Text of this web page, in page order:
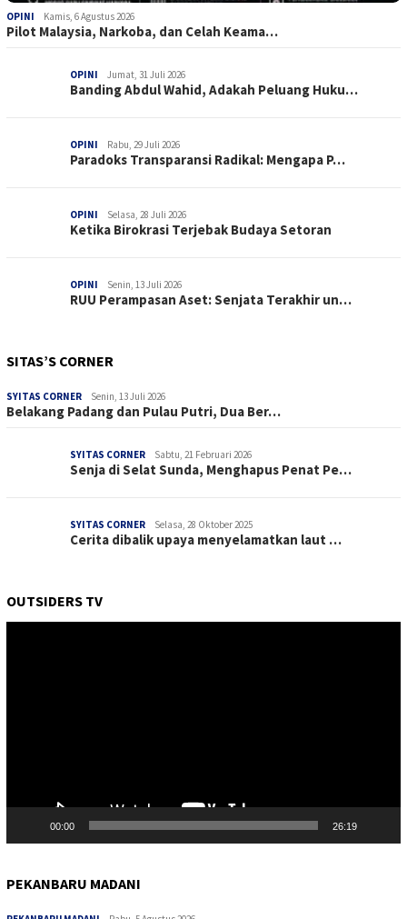
OPINI Kamis, 6 Agustus 2026
Pilot Malaysia, Narkoba, dan Celah Keama…
OPINI Jumat, 31 Juli 2026
Banding Abdul Wahid, Adakah Peluang Huku…
OPINI Rabu, 29 Juli 2026
Paradoks Transparansi Radikal: Mengapa P…
OPINI Selasa, 28 Juli 2026
Ketika Birokrasi Terjebak Budaya Setoran
OPINI Senin, 13 Juli 2026
RUU Perampasan Aset: Senjata Terakhir un…
SITAS’S CORNER
SYITAS CORNER Senin, 13 Juli 2026
Belakang Padang dan Pulau Putri, Dua Ber…
SYITAS CORNER Sabtu, 21 Februari 2026
Senja di Selat Sunda, Menghapus Penat Pe…
SYITAS CORNER Selasa, 28 Oktober 2025
Cerita dibalik upaya menyelamatkan laut …
OUTSIDERS TV
00:00 26:19
PEKANBARU MADANI